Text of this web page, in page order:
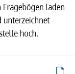
laden
unterzeichnet
hoch.